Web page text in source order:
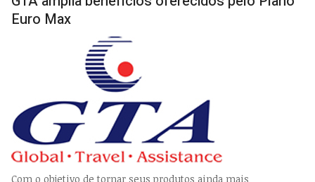
Euro Max
Com o objetivo de tornar seus produtos ainda mais